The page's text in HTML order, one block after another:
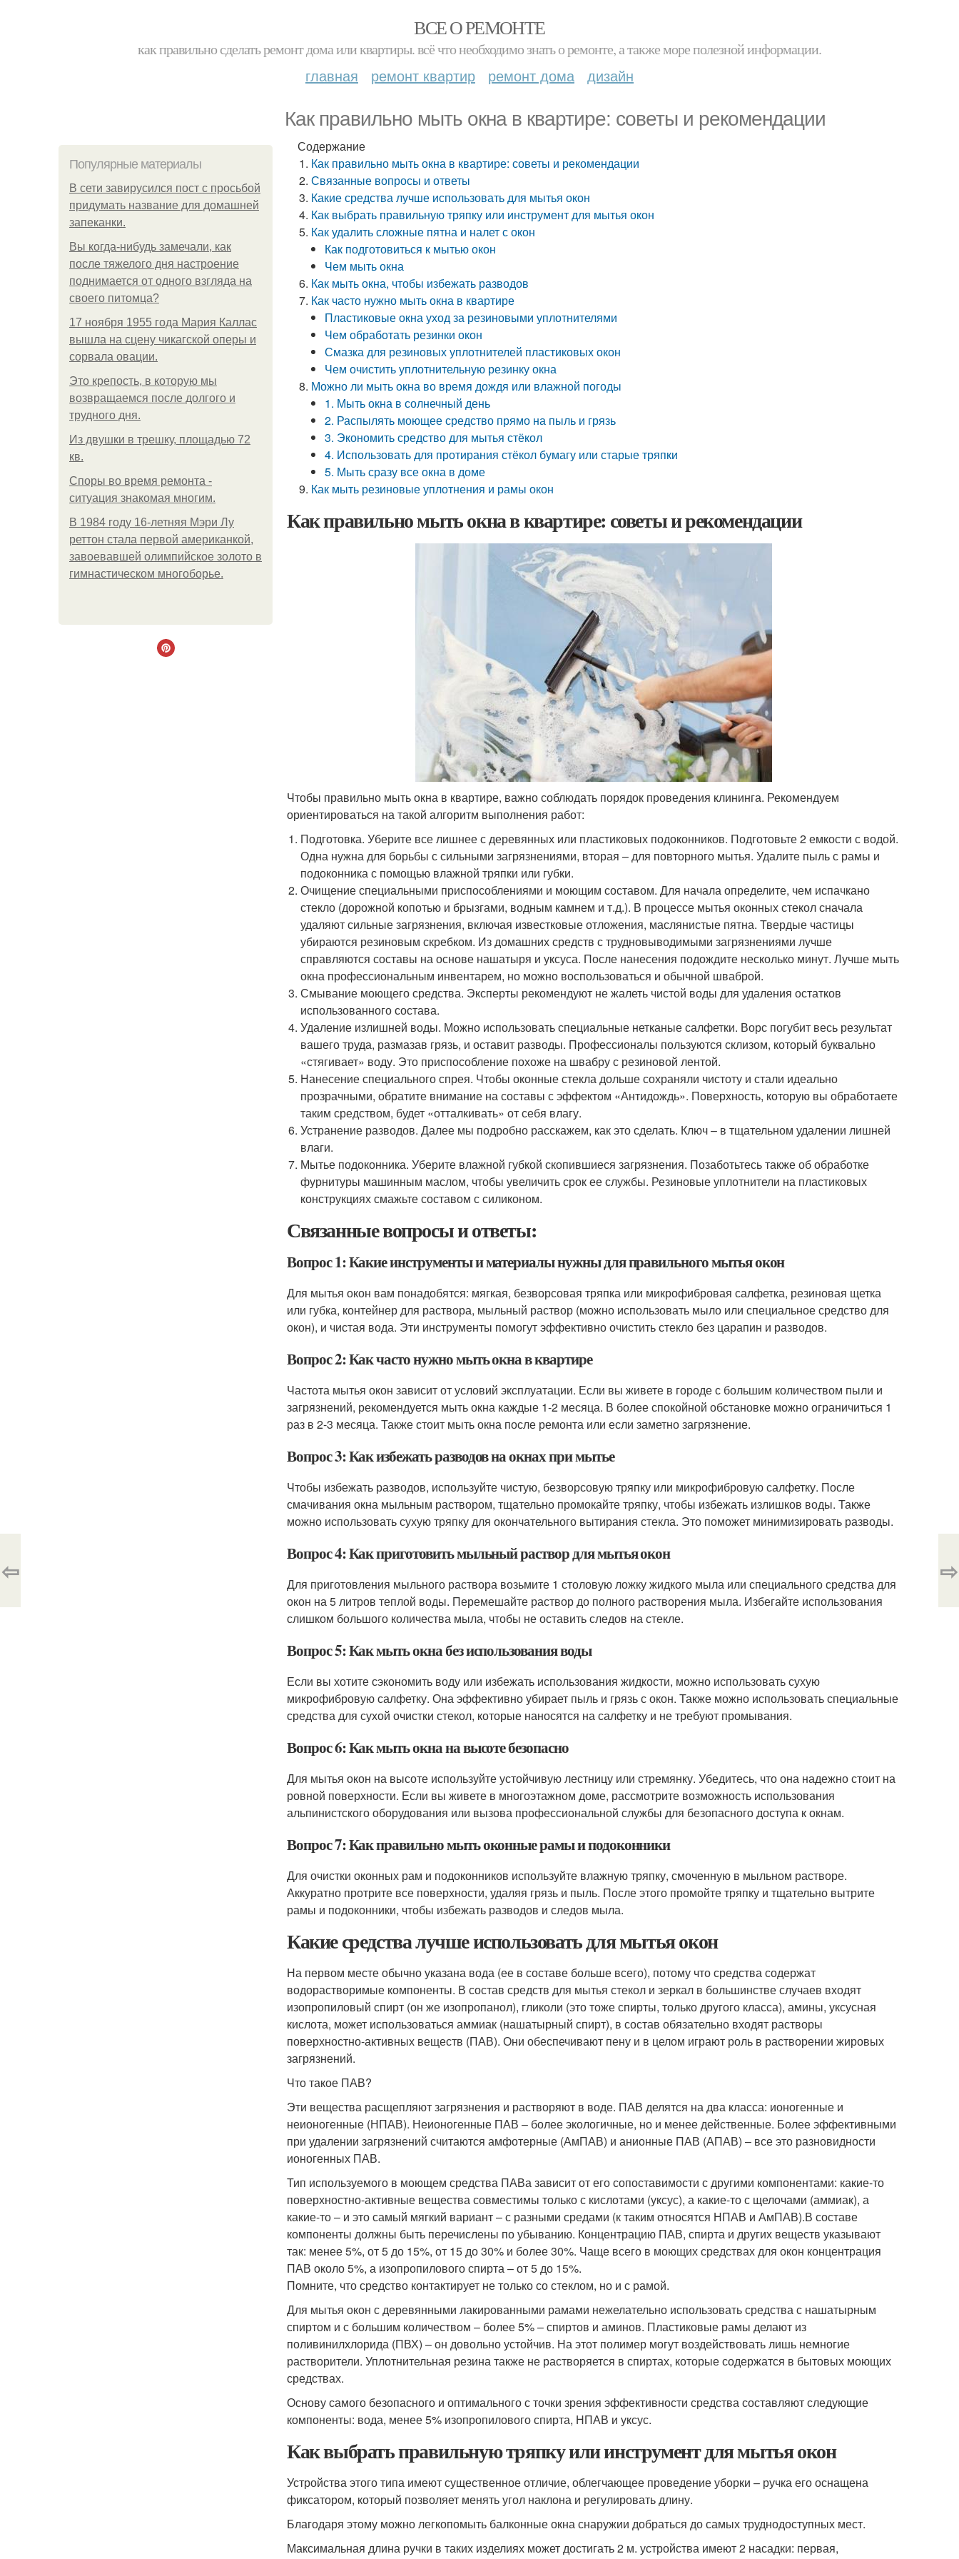
ВСЕ О РЕМОНТЕ
как правильно сделать ремонт дома или квартиры. всё что необходимо знать о ремонте, а также море полезной информации.
главная ремонт квартир ремонт дома дизайн
Как правильно мыть окна в квартире: советы и рекомендации
Популярные материалы
В сети завирусился пост с просьбой
придумать название для домашней
запеканки.
Вы когда-нибудь замечали, как
после тяжелого дня настроение
поднимается от одного взгляда на
своего питомца?
17 ноября 1955 года Мария Каллас
вышла на сцену чикагской оперы и
сорвала овации.
Это крепость, в которую мы
возвращаемся после долгого и
трудного дня.
Из двушки в трешку, площадью 72
кв.
Споры во время ремонта -
ситуация знакомая многим.
В 1984 году 16-летняя Мэри Лу
реттон стала первой американкой,
завоевавшей олимпийское золото в
гимнастическом многоборье.
Содержание
Как правильно мыть окна в квартире: советы и рекомендации
Связанные вопросы и ответы
Какие средства лучше использовать для мытья окон
Как выбрать правильную тряпку или инструмент для мытья окон
Как удалить сложные пятна и налет с окон
Как подготовиться к мытью окон
Чем мыть окна
Как мыть окна, чтобы избежать разводов
Как часто нужно мыть окна в квартире
Пластиковые окна уход за резиновыми уплотнителями
Чем обработать резинки окон
Смазка для резиновых уплотнителей пластиковых окон
Чем очистить уплотнительную резинку окна
Можно ли мыть окна во время дождя или влажной погоды
1. Мыть окна в солнечный день
2. Распылять моющее средство прямо на пыль и грязь
3. Экономить средство для мытья стёкол
4. Использовать для протирания стёкол бумагу или старые тряпки
5. Мыть сразу все окна в доме
Как мыть резиновые уплотнения и рамы окон
Как правильно мыть окна в квартире: советы и рекомендации
Чтобы правильно мыть окна в квартире, важно соблюдать порядок проведения клининга. Рекомендуем
ориентироваться на такой алгоритм выполнения работ:
Подготовка. Уберите все лишнее с деревянных или пластиковых подоконников. Подготовьте 2 емкости с водой.
Одна нужна для борьбы с сильными загрязнениями, вторая – для повторного мытья. Удалите пыль с рамы и
подоконника с помощью влажной тряпки или губки.
Очищение специальными приспособлениями и моющим составом. Для начала определите, чем испачкано
стекло (дорожной копотью и брызгами, водным камнем и т.д.). В процессе мытья оконных стекол сначала
удаляют сильные загрязнения, включая известковые отложения, маслянистые пятна. Твердые частицы
убираются резиновым скребком. Из домашних средств с трудновыводимыми загрязнениями лучше
справляются составы на основе нашатыря и уксуса. После нанесения подождите несколько минут. Лучше мыть
окна профессиональным инвентарем, но можно воспользоваться и обычной шваброй.
Смывание моющего средства. Эксперты рекомендуют не жалеть чистой воды для удаления остатков
использованного состава.
Удаление излишней воды. Можно использовать специальные нетканые салфетки. Ворс погубит весь результат
вашего труда, размазав грязь, и оставит разводы. Профессионалы пользуются склизом, который буквально
«стягивает» воду. Это приспособление похоже на швабру с резиновой лентой.
Нанесение специального спрея. Чтобы оконные стекла дольше сохраняли чистоту и стали идеально
прозрачными, обратите внимание на составы с эффектом «Антидождь». Поверхность, которую вы обработаете
таким средством, будет «отталкивать» от себя влагу.
Устранение разводов. Далее мы подробно расскажем, как это сделать. Ключ – в тщательном удалении лишней
влаги.
Мытье подоконника. Уберите влажной губкой скопившиеся загрязнения. Позаботьтесь также об обработке
фурнитуры машинным маслом, чтобы увеличить срок ее службы. Резиновые уплотнители на пластиковых
конструкциях смажьте составом с силиконом.
Связанные вопросы и ответы:
Вопрос 1: Какие инструменты и материалы нужны для правильного мытья окон
Для мытья окон вам понадобятся: мягкая, безворсовая тряпка или микрофибровая салфетка, резиновая щетка
или губка, контейнер для раствора, мыльный раствор (можно использовать мыло или специальное средство для
окон), и чистая вода. Эти инструменты помогут эффективно очистить стекло без царапин и разводов.
Вопрос 2: Как часто нужно мыть окна в квартире
Частота мытья окон зависит от условий эксплуатации. Если вы живете в городе с большим количеством пыли и
загрязнений, рекомендуется мыть окна каждые 1-2 месяца. В более спокойной обстановке можно ограничиться 1
раз в 2-3 месяца. Также стоит мыть окна после ремонта или если заметно загрязнение.
Вопрос 3: Как избежать разводов на окнах при мытье
Чтобы избежать разводов, используйте чистую, безворсовую тряпку или микрофибровую салфетку. После
смачивания окна мыльным раствором, тщательно промокайте тряпку, чтобы избежать излишков воды. Также
можно использовать сухую тряпку для окончательного вытирания стекла. Это поможет минимизировать разводы.
Вопрос 4: Как приготовить мыльный раствор для мытья окон
Для приготовления мыльного раствора возьмите 1 столовую ложку жидкого мыла или специального средства для
окон на 5 литров теплой воды. Перемешайте раствор до полного растворения мыла. Избегайте использования
слишком большого количества мыла, чтобы не оставить следов на стекле.
Вопрос 5: Как мыть окна без использования воды
Если вы хотите сэкономить воду или избежать использования жидкости, можно использовать сухую
микрофибровую салфетку. Она эффективно убирает пыль и грязь с окон. Также можно использовать специальные
средства для сухой очистки стекол, которые наносятся на салфетку и не требуют промывания.
Вопрос 6: Как мыть окна на высоте безопасно
Для мытья окон на высоте используйте устойчивую лестницу или стремянку. Убедитесь, что она надежно стоит на
ровной поверхности. Если вы живете в многоэтажном доме, рассмотрите возможность использования
альпинистского оборудования или вызова профессиональной службы для безопасного доступа к окнам.
Вопрос 7: Как правильно мыть оконные рамы и подоконники
Для очистки оконных рам и подоконников используйте влажную тряпку, смоченную в мыльном растворе.
Аккуратно протрите все поверхности, удаляя грязь и пыль. После этого промойте тряпку и тщательно вытрите
рамы и подоконники, чтобы избежать разводов и следов мыла.
Какие средства лучше использовать для мытья окон
На первом месте обычно указана вода (ее в составе больше всего), потому что средства содержат
водорастворимые компоненты. В состав средств для мытья стекол и зеркал в большинстве случаев входят
изопропиловый спирт (он же изопропанол), гликоли (это тоже спирты, только другого класса), амины, уксусная
кислота, может использоваться аммиак (нашатырный спирт), в состав обязательно входят растворы
поверхностно-активных веществ (ПАВ). Они обеспечивают пену и в целом играют роль в растворении жировых
загрязнений.
Что такое ПАВ?
Эти вещества расщепляют загрязнения и растворяют в воде. ПАВ делятся на два класса: ионогенные и
неионогенные (НПАВ). Неионогенные ПАВ – более экологичные, но и менее действенные. Более эффективными
при удалении загрязнений считаются амфотерные (АмПАВ) и анионные ПАВ (АПАВ) – все это разновидности
ионогенных ПАВ.
Тип используемого в моющем средства ПАВа зависит от его сопоставимости с другими компонентами: какие-то
поверхностно-активные вещества совместимы только с кислотами (уксус), а какие-то с щелочами (аммиак), а
какие-то – и это самый мягкий вариант – с разными средами (к таким относятся НПАВ и АмПАВ).В составе
компоненты должны быть перечислены по убыванию. Концентрацию ПАВ, спирта и других веществ указывают
так: менее 5%, от 5 до 15%, от 15 до 30% и более 30%. Чаще всего в моющих средствах для окон концентрация
ПАВ около 5%, а изопропилового спирта – от 5 до 15%.
Помните, что средство контактирует не только со стеклом, но и с рамой.
Для мытья окон с деревянными лакированными рамами нежелательно использовать средства с нашатырным
спиртом и с большим количеством – более 5% – спиртов и аминов. Пластиковые рамы делают из
поливинилхлорида (ПВХ) – он довольно устойчив. На этот полимер могут воздействовать лишь немногие
растворители. Уплотнительная резина также не растворяется в спиртах, которые содержатся в бытовых моющих
средствах.
Основу самого безопасного и оптимального с точки зрения эффективности средства составляют следующие
компоненты: вода, менее 5% изопропилового спирта, НПАВ и уксус.
Как выбрать правильную тряпку или инструмент для мытья окон
Устройства этого типа имеют существенное отличие, облегчающее проведение уборки – ручка его оснащена
фиксатором, который позволяет менять угол наклона и регулировать длину.
Благодаря этому можно легкопомыть балконные окна снаружии добраться до самых труднодоступных мест.
Максимальная длина ручки в таких изделиях может достигать 2 м. устройства имеют 2 насадки: первая,
⇦ ⇨